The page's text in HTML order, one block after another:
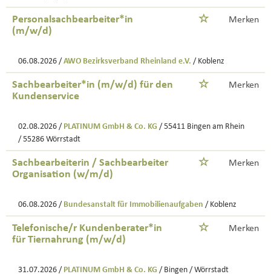
Personalsachbearbeiter*in
(m/w/d)
Merken
06.08.2026 / AWO Bezirksverband Rheinland e.V. / Koblenz
Sachbearbeiter*in (m/w/d) für den
Kundenservice
Merken
02.08.2026 / PLATINUM GmbH & Co. KG / 55411 Bingen am Rhein
/ 55286 Wörrstadt
Sachbearbeiterin / Sachbearbeiter
Organisation (w/m/d)
Merken
06.08.2026 / Bundesanstalt für Immobilienaufgaben / Koblenz
Telefonische/r Kundenberater*in
für Tiernahrung (m/w/d)
Merken
31.07.2026 / PLATINUM GmbH & Co. KG / Bingen / Wörrstadt